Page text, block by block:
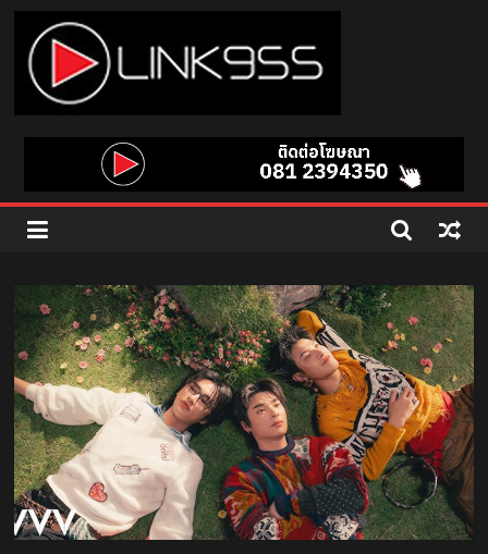
Skip
content
Link
95.5
คลื่น
เพลง
ฮิต
สุด
คูล
สถานี